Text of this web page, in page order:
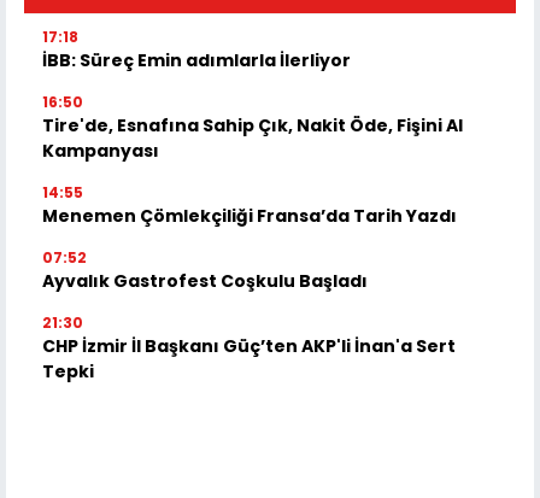
17:18
İBB: Süreç Emin adımlarla İlerliyor
16:50
Tire'de, Esnafına Sahip Çık, Nakit Öde, Fişini Al
Kampanyası
14:55
Menemen Çömlekçiliği Fransa’da Tarih Yazdı
07:52
Ayvalık Gastrofest Coşkulu Başladı
21:30
CHP İzmir İl Başkanı Güç’ten AKP'li İnan'a Sert
Tepki